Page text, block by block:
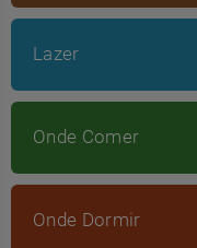
Lazer
Onde Comer
Onde Dormir